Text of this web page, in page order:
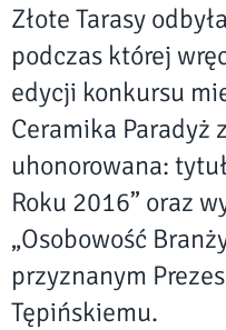
Złote Tarasy
podczas której
edycji konkursu
Ceramika Paradyż
uhonorowana:
Roku 2016” oraz
„Osobowość
przyznanym
Tępińskiemu.